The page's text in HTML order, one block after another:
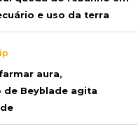
e uso da terra
aura,
de Beyblade agita